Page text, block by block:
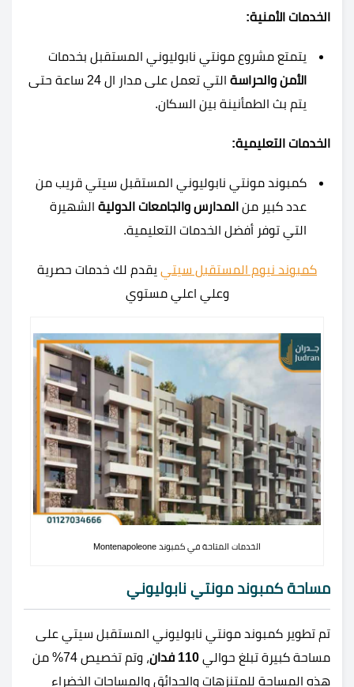
الخدمات الأمنية:
يتمتع مشروع مونتي نابوليوني المستقبل بخدمات
الأمن والحراسة
التي تعمل على مدار ال 24 ساعة حتى
يتم بث الطمأنينة بين السكان.
الخدمات التعليمية:
كمبوند مونتي نابوليوني المستقبل سيتي قريب من
عدد كبير من المدارس والجامعات الدولية الشهيرة
التي توفر أفضل الخدمات التعليمية.
كمبوند نيوم المستقبل سيتي يقدم لك خدمات حصرية
وعلي اعلي مستوي
الخدمات المتاحة في كمبوند Montenapoleone
مساحة كمبوند مونتي نابوليوني
تم تطوير كمبوند مونتي نابوليوني المستقبل سيتي على
مساحة كبيرة تبلغ حوالي
، وتم تخصيص 74% من
هذه المساحة للمتنزهات والحدائق والمساحات الخضراء